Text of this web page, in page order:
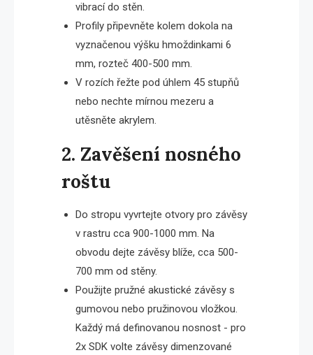
vibrací do stěn.
Profily připevněte kolem dokola na
vyznačenou výšku hmoždinkami 6
mm, rozteč 400-500 mm.
V rozích řežte pod úhlem 45 stupňů
nebo nechte mírnou mezeru a
utěsněte akrylem.
2. Zavěšení nosného
roštu
Do stropu vyvrtejte otvory pro závěsy
v rastru cca 900-1000 mm. Na
obvodu dejte závěsy blíže, cca 500-
700 mm od stěny.
Použijte pružné akustické závěsy s
gumovou nebo pružinovou vložkou.
Každý má definovanou nosnost - pro
2x SDK volte závěsy dimenzované